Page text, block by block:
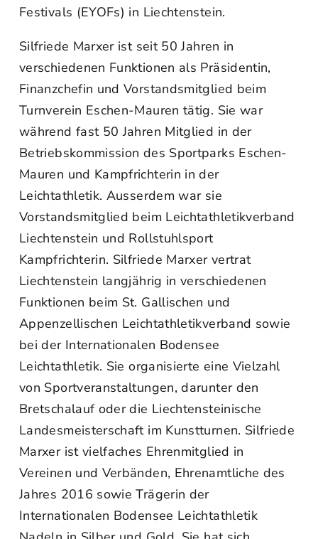
Festivals (EYOFs) in Liechtenstein.
Silfriede Marxer ist seit 50 Jahren in
verschiedenen Funktionen als Präsidentin,
Finanzchefin und Vorstandsmitglied beim
Turnverein Eschen-Mauren tätig. Sie war
während fast 50 Jahren Mitglied in der
Betriebskommission des Sportparks Eschen-
Mauren und Kampfrichterin in der
Leichtathletik. Ausserdem war sie
Vorstandsmitglied beim Leichtathletikverband
Liechtenstein und Rollstuhlsport
Kampfrichterin. Silfriede Marxer vertrat
Liechtenstein langjährig in verschiedenen
Funktionen beim St. Gallischen und
Appenzellischen Leichtathletikverband sowie
bei der Internationalen Bodensee
Leichtathletik. Sie organisierte eine Vielzahl
von Sportveranstaltungen, darunter den
Bretschalauf oder die Liechtensteinische
Landesmeisterschaft im Kunstturnen. Silfriede
Marxer ist vielfaches Ehrenmitglied in
Vereinen und Verbänden, Ehrenamtliche des
Jahres 2016 sowie Trägerin der
Internationalen Bodensee Leichtathletik